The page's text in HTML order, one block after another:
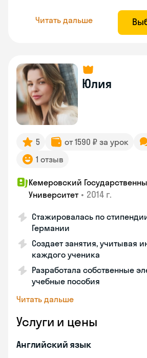
Читать дальше
Юлия
5 от 1590 ₽ за урок
1 отзыв
Кемеровский
Университет • 2014 г.
Стажировалась по стипендии
Германии
Создает занятия, учитывая
каждого ученика
Разработала собственные
учебные пособия
Читать дальше
Услуги и цены
Английский язык